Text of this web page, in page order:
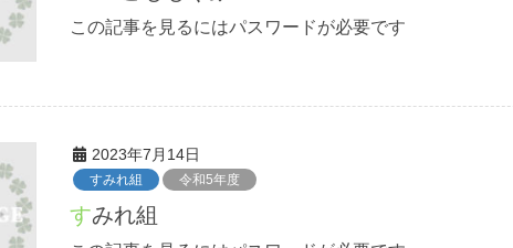
この記事を見るにはパスワードが必要です
2023年7月14日
すみれ組 令和5年度
すみれ組